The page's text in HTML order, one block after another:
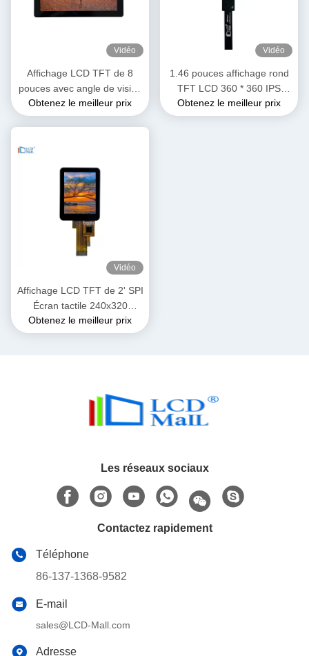
Vidéo
Affichage LCD TFT de 8
pouces avec angle de vision
de 1920*1200 FHD
Obtenez le meilleur prix
Vidéo
1.46 pouces affichage rond
TFT LCD 360 * 360 IPS
Montrer le module LCD de la
montre
Obtenez le meilleur prix
Vidéo
Affichage LCD TFT de 2' SPI
Écran tactile 240x320
Résolution ST7789 Interface
SPI
Obtenez le meilleur prix
Les réseaux sociaux
Contactez rapidement
Téléphone
86-137-1368-9582
E-mail
sales@LCD-Mall.com
Adresse